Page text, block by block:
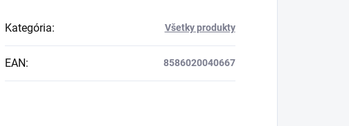
Kategória: Všetky produkty
EAN: 8586020040667